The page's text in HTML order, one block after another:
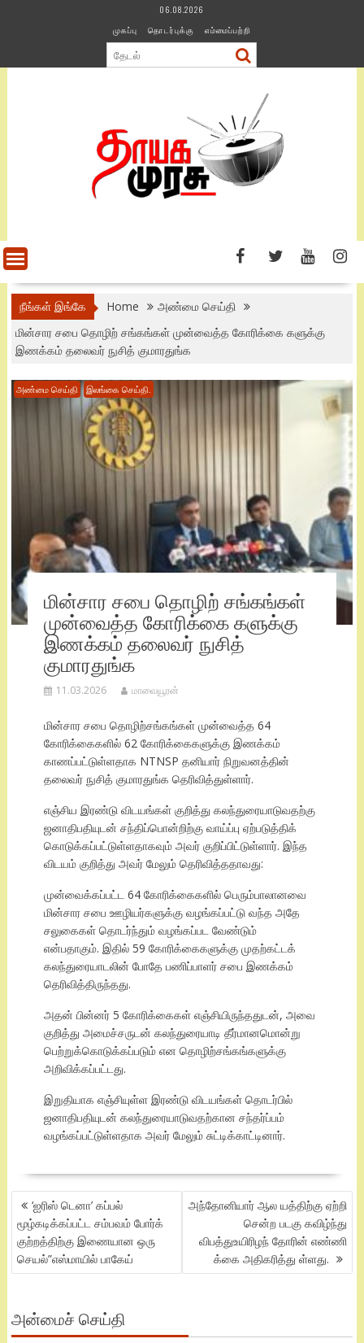
06.08.2026
முகப்பு
தொடர்புக்கு எம்மைப்பற்றி
நீங்கள் இங்கே Home
அண்மை செய்தி
மின்சார சபை தொழிற் சங்கங்கள் முன்வைத்த கோரிக்கை களுக்கு
இணக்கம் தலைவர் நுசித் குமாரதுங்க
அண்மை செய்தி இலங்கை செய்தி.
மின்சார சபை தொழிற் சங்கங்கள்
முன்வைத்த கோரிக்கை களுக்கு
இணக்கம் தலைவர் நுசித்
குமாரதுங்க
11.03.2026 மாவையூரன்
மின்சார சபை தொழிற்சங்கங்கள் முன்வைத்த 64
கோரிக்கைகளில் 62 கோரிக்கைகளுக்கு இணக்கம்
காணப்பட்டுள்ளதாக NTNSP தனியார் நிறுவனத்தின்
தலைவர் நுசித் குமாரதுங்க தெரிவித்துள்ளார்.
எஞ்சிய இரண்டு விடயங்கள் குறித்து கலந்துரையாடுவதற்கு
ஜனாதிபதியுடன் சந்திப்பொன்றிற்கு வாய்ப்பு ஏற்படுத்திக்
கொடுக்கப்பட்டுள்ளதாகவும் அவர் குறிப்பிட்டுள்ளார். இந்த
விடயம் குறித்து அவர் மேலும் தெரிவித்ததாவது:
முன்வைக்கப்பட்ட 64 கோரிக்கைகளில் பெரும்பாலானவை
மின்சார சபை ஊழியர்களுக்கு வழங்கப்பட்டு வந்த அதே
சலுகைகள் தொடர்ந்தும் வழங்கப்பட வேண்டும்
என்பதாகும். இதில் 59 கோரிக்கைகளுக்கு முதற்கட்டக்
கலந்துரையாடலின் போதே பணிப்பாளர் சபை இணக்கம்
தெரிவித்திருந்தது.
அதன் பின்னர் 5 கோரிக்கைகள் எஞ்சியிருந்ததுடன், அவை
குறித்து அமைச்சருடன் கலந்துரையாடி தீர்மானமொன்று
பெற்றுக்கொடுக்கப்படும் என தொழிற்சங்கங்களுக்கு
அறிவிக்கப்பட்டது.
இறுதியாக எஞ்சியுள்ள இரண்டு விடயங்கள் தொடர்பில்
ஜனாதிபதியுடன் கலந்துரையாடுவதற்கான சந்தர்ப்பம்
வழங்கப்பட்டுள்ளதாக அவர் மேலும் சுட்டிக்காட்டினார்.
POST
NAVIGATION
‘ஐரிஸ் டெனா’ கப்பல்
மூழ்கடிக்கப்பட்ட சம்பவம் போர்க்
குற்றத்திற்கு இணையான ஒரு
செயல்”எஸ்மாயில் பாகேய்
அந்தோனியார் ஆல யத்திற்கு ஏற்றி
சென்ற படகு கவிழ்ந்து
விபத்துஉயிரிழந் தோரின் எண்ணி
க்கை அதிகரித்து ள்ளது.
அன்மைச் செய்தி